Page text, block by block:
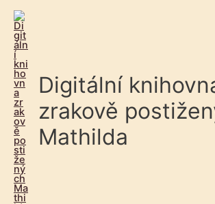
Digitální
zrakově
Mathilda